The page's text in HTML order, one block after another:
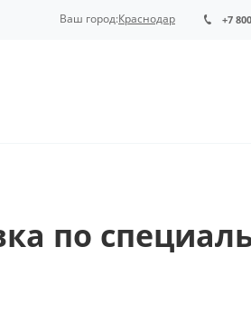
+7
Ваш город:Краснодар
по